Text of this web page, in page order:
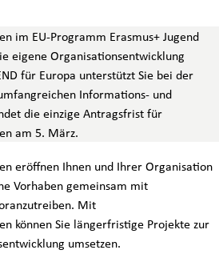
im EU-Programm Erasmus+ Jugend
eigene Organisationsentwicklung
für Europa unterstützt Sie bei der
Informations- und
die einzige Antragsfrist für
am 5. März.
eröffnen Ihnen und Ihrer Organisation
Vorhaben gemeinsam mit
Mit
können Sie längerfristige Projekte zur
umsetzen.